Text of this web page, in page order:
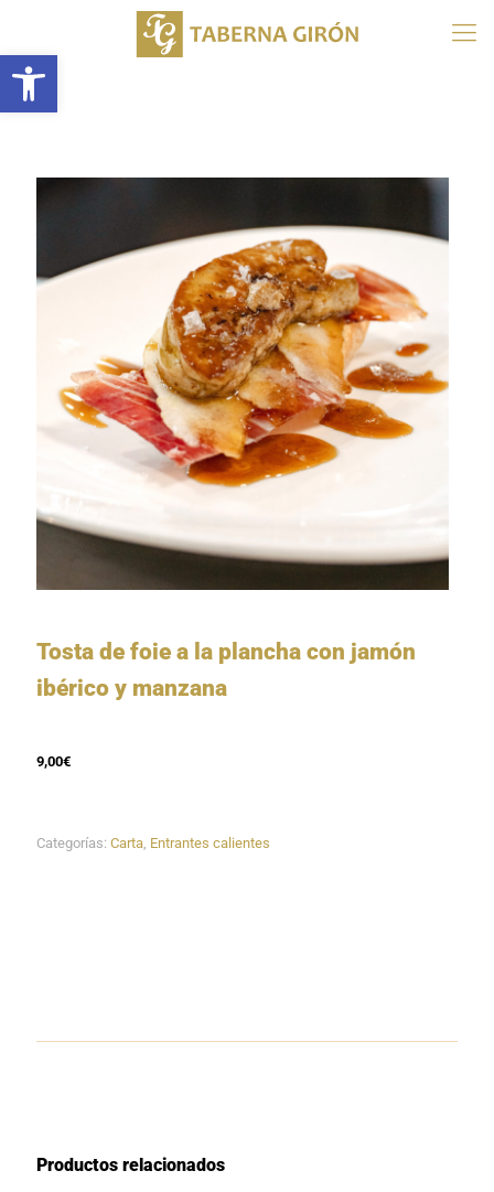
Abrir barra de herramientas
Tosta de foie a la plancha con jamón
ibérico y manzana
9,00€
Categorías: Carta, Entrantes calientes
Productos relacionados